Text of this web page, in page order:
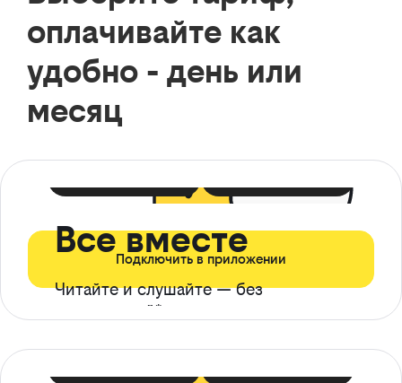
оплачивайте как
удобно - день или
месяц
Все вместе
Читайте и слушайте — без
ограничений*
Подключить в приложении